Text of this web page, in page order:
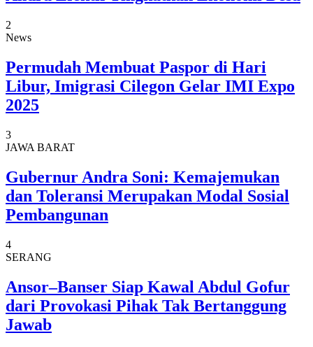
2
News
Permudah Membuat Paspor di Hari
Libur, Imigrasi Cilegon Gelar IMI Expo
2025
3
JAWA BARAT
Gubernur Andra Soni: Kemajemukan
dan Toleransi Merupakan Modal Sosial
Pembangunan
4
SERANG
Ansor–Banser Siap Kawal Abdul Gofur
dari Provokasi Pihak Tak Bertanggung
Jawab